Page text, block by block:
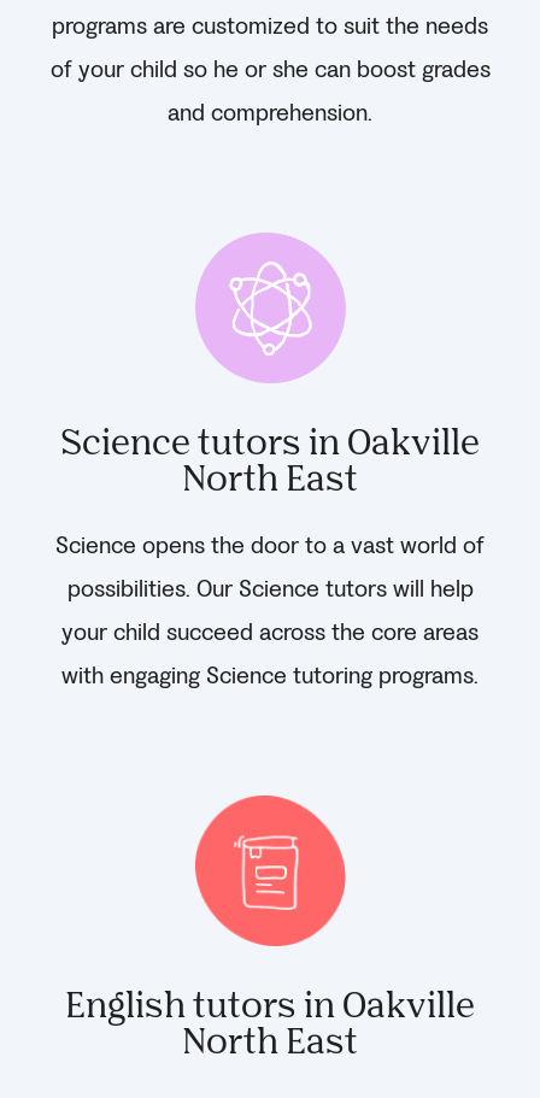
programs are customized to suit the needs
of your child so he or she can boost grades
and comprehension.
Science tutors in Oakville
North East
Science opens the door to a vast world of
possibilities. Our Science tutors will help
your child succeed across the core areas
with engaging Science tutoring programs.
English tutors in Oakville
North East